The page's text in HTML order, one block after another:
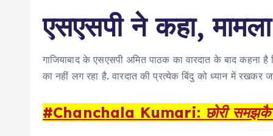
एसएसपी ने कहा,
गाजियाबाद के एसएसपी अमित पाठक का वारदात के बाद कहना
का नहीं लग रहा है. वारदात की प्रत्येक बिंदु को ध्यान में रखकर
#Chanchala Kumari: छोरी समझकै न